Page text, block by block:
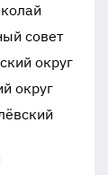
совет
округ
округ